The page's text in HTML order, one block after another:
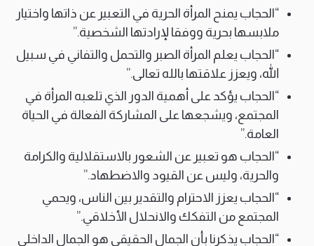
“الحجاب يمنح المرأة الحرية في التعبير عن ذاتها واختيار
ملابسها بحرية ووفقا لإرادتها الشخصية.”
“الحجاب يعلم المرأة الصبر والتحمل والتفاني في سبيل
الله، ويعزز علاقتها بالله تعالى.”
“الحجاب يؤكد على أهمية الدور الذي تلعبه المرأة في
المجتمع، ويشجعها على المشاركة الفعالة في الحياة
العامة.”
“الحجاب هو تعبير عن الشعور بالاستقلالية والكرامة
والحرية، وليس عن القيود والاضطهاد.”
“الحجاب يعزز الاحترام والتقدير بين الناس، ويحمي
المجتمع من التفكك والانحلال الأخلاقي.”
“الحجاب يذكرنا بأن الجمال الحقيقي هو الجمال الداخلي